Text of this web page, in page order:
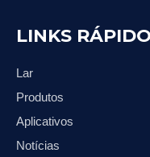
LINKS
Lar
Produtos
Aplicativos
Notícias